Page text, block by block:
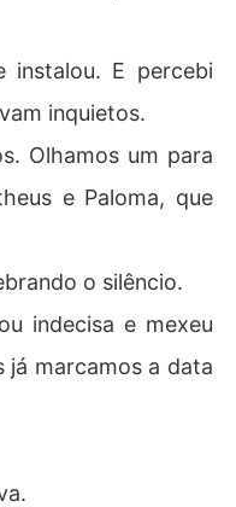
instalou. E percebi
inquietos.
Olhamos um para
e Paloma, que
o silêncio.
indecisa e mexeu
já marcamos a data